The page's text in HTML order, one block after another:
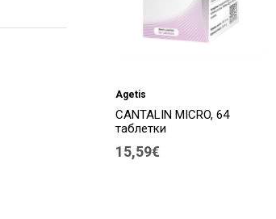
Agetis
CANTALIN MICRO, 64
таблетки
15,59€